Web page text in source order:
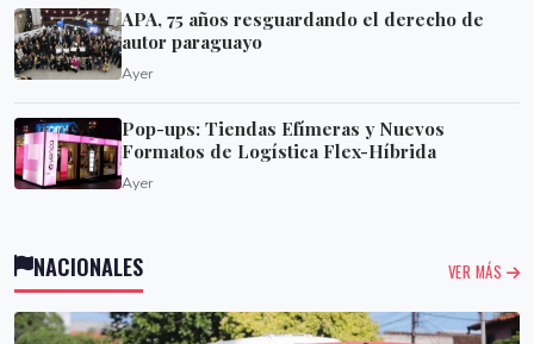
APA, 75 años resguardando el derecho de
autor paraguayo
Ayer
Pop-ups: Tiendas Efímeras y Nuevos
Formatos de Logística Flex-Híbrida
Ayer
NACIONALES VER MÁS